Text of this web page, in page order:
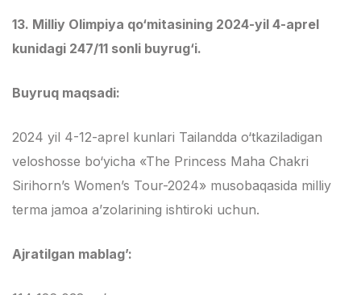
13. Milliy Olimpiya qo‘mitasining 2024-yil 4-aprel
kunidagi 247/11 sonli buyrug‘i.
Buyruq maqsadi:
2024 yil 4-12-aprel kunlari Tailandda o‘tkaziladigan
veloshosse bo‘yicha «The Princess Maha Chakri
Sirihorn’s Women’s Tour-2024» musobaqasida milliy
terma jamoa a’zolarining ishtiroki uchun.
Ajratilgan mablag’: